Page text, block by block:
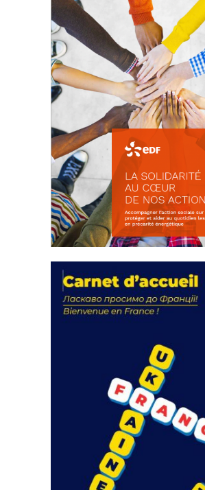
FEUILLETER
actions
18 septembre 2023
FEUILLETER